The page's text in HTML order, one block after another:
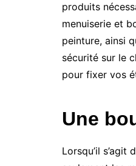
produits
menuiserie et
peinture, ainsi
sécurité sur le
pour fixer vos
Une
Lorsqu’il